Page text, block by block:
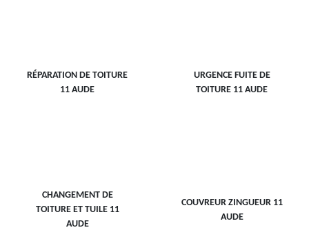
RÉPARATION DE TOITURE
11 AUDE
URGENCE FUITE DE
TOITURE 11 AUDE
CHANGEMENT DE
TOITURE ET TUILE 11
AUDE
COUVREUR ZINGUEUR 11
AUDE